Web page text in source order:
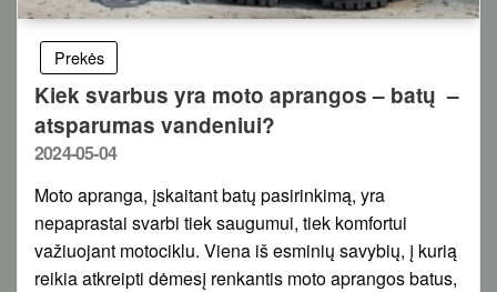
Prekės
Kiek svarbus yra moto aprangos – batų –
atsparumas vandeniui?
Posted
2024-05-04
Moto apranga, įskaitant batų pasirinkimą, yra
nepaprastai svarbi tiek saugumui, tiek komfortui
važiuojant motociklu. Viena iš esminių savybių, į kurią
reikia atkreipti dėmesį renkantis moto aprangos batus,